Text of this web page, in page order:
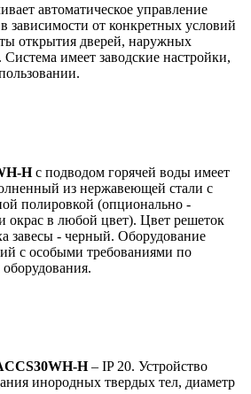
автоматическое управление
зависимости от конкретных условий
открытия дверей, наружных
имеет заводские настройки,
Hс подводом горячей воды имеет
из нержавеющей стали с
полировкой (опционально -
окрас в любой цвет). Цвет решеток
завесы - черный. Оборудование
с особыми требованиями по
H– IP 20. Устройство
инородных твердых тел, диаметр